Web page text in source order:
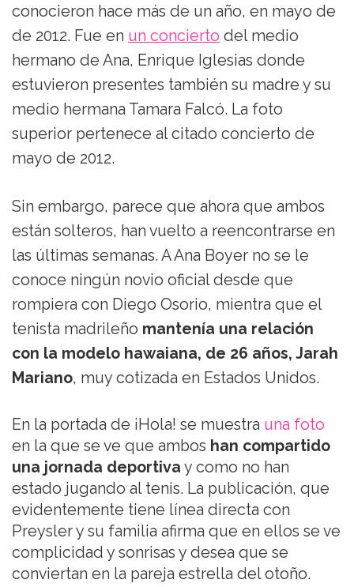
conocieron hace más de un año, en mayo de
de 2012. Fue en un concierto del medio
hermano de Ana, Enrique Iglesias donde
estuvieron presentes también su madre y su
medio hermana Tamara Falcó. La foto
superior pertenece al citado concierto de
mayo de 2012.
Sin embargo, parece que ahora que ambos
están solteros, han vuelto a reencontrarse en
las últimas semanas. A Ana Boyer no se le
conoce ningún novio oficial desde que
rompiera con Diego Osorio, mientra que el
tenista madrileño mantenía una relación
con la modelo hawaiana, de 26 años, Jarah
Mariano, muy cotizada en Estados Unidos.
En la portada de ¡Hola! se muestra una foto
en la que se ve que ambos han compartido
una jornada deportiva y como no han
estado jugando al tenis. La publicación, que
evidentemente tiene línea directa con
Preysler y su familia afirma que en ellos se ve
complicidad y sonrisas y desea que se
conviertan en la pareja estrella del otoño.